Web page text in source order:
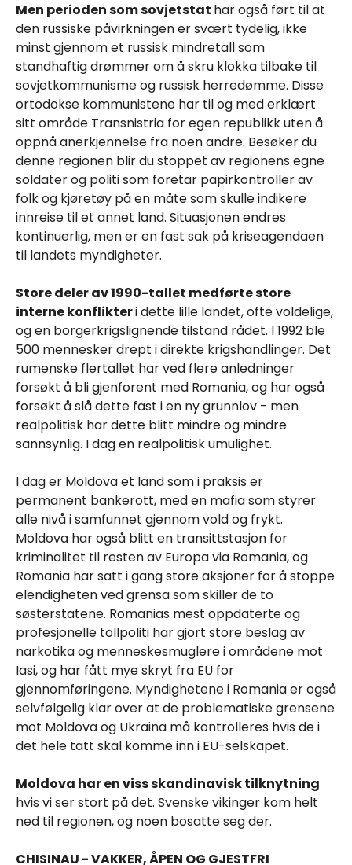
Men perioden som sovjetstat har også ført til at
den russiske påvirkningen er svært tydelig, ikke
minst gjennom et russisk mindretall som
standhaftig drømmer om å skru klokka tilbake til
sovjetkommunisme og russisk herredømme. Disse
ortodokse kommunistene har til og med erklært
sitt område Transnistria for egen republikk uten å
oppnå anerkjennelse fra noen andre. Besøker du
denne regionen blir du stoppet av regionens egne
soldater og politi som foretar papirkontroller av
folk og kjøretøy på en måte som skulle indikere
innreise til et annet land. Situasjonen endres
kontinuerlig, men er en fast sak på kriseagendaen
til landets myndigheter.
Store deler av 1990-tallet medførte store
interne konflikteri dette lille landet, ofte voldelige,
og en borgerkrigslignende tilstand rådet. I 1992 ble
500 mennesker drept i direkte krigshandlinger. Det
rumenske flertallet har ved flere anledninger
forsøkt å bli gjenforent med Romania, og har også
forsøkt å slå dette fast i en ny grunnlov - men
realpolitisk har dette blitt mindre og mindre
sannsynlig. I dag en realpolitisk umulighet.
I dag er Moldova et land som i praksis er
permanent bankerott, med en mafia som styrer
alle nivå i samfunnet gjennom vold og frykt.
Moldova har også blitt en transittstasjon for
kriminalitet til resten av Europa via Romania, og
Romania har satt i gang store aksjoner for å stoppe
elendigheten ved grensa som skiller de to
søsterstatene. Romanias mest oppdaterte og
profesjonelle tollpoliti har gjort store beslag av
narkotika og menneskesmuglere i områdene mot
Iasi, og har fått mye skryt fra EU for
gjennomføringene. Myndighetene i Romania er også
selvfølgelig klar over at de problematiske grensene
mot Moldova og Ukraina må kontrolleres hvis de i
det hele tatt skal komme inn i EU-selskapet.
Moldova har en viss skandinavisk tilknytning
hvis vi ser stort på det. Svenske vikinger kom helt
ned til regionen, og noen bosatte seg der.
CHISINAU - VAKKER, ÅPEN OG GJESTFRI